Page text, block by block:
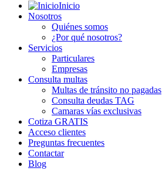
Inicio
Nosotros
Quiénes somos
¿Por qué nosotros?
Servicios
Particulares
Empresas
Consulta multas
Multas de tránsito no pagadas
Consulta deudas TAG
Camaras vías exclusivas
Cotiza GRATIS
Acceso clientes
Preguntas frecuentes
Contactar
Blog